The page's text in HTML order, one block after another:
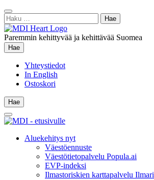
Siirry
sisältöön
Sulje
hae
Haku:
Paremmin kehittyvää ja kehittävää Suomea
Hae
Hae
Yhteystiedot
In English
Ostoskori
Hae
Hae
Main
Menu
Aluekehitys nyt
Väestöennuste
Väestötietopalvelu Popula.ai
EVP-indeksi
Ilmastoriskien karttapalvelu Ilmari